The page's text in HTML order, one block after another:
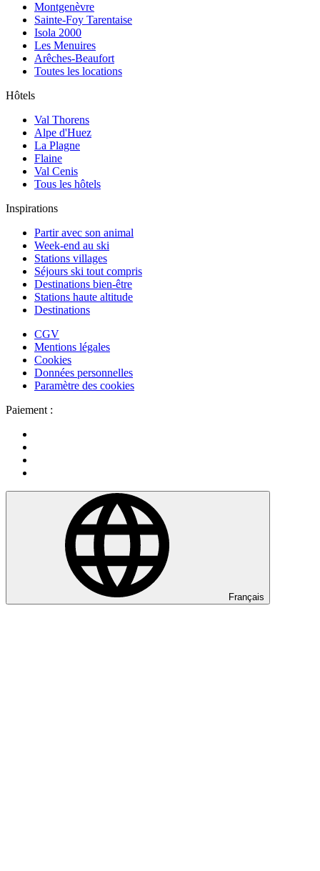
Montgenèvre
Sainte-Foy Tarentaise
Isola 2000
Les Menuires
Arêches-Beaufort
Toutes les locations
Hôtels
Val Thorens
Alpe d'Huez
La Plagne
Flaine
Val Cenis
Tous les hôtels
Inspirations
Partir avec son animal
Week-end au ski
Stations villages
Séjours ski tout compris
Destinations bien-être
Stations haute altitude
Destinations
CGV
Mentions légales
Cookies
Données personnelles
Paramètre des cookies
Paiement :
Français